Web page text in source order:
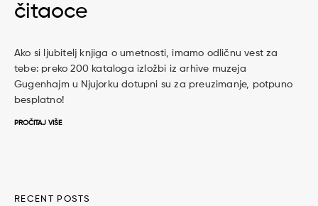
čitaoce
Ako si ljubitelj knjiga o umetnosti, imamo odličnu vest za
tebe: preko 200 kataloga izložbi iz arhive muzeja
Gugenhajm u Njujorku dotupni su za preuzimanje, potpuno
besplatno!
PROČITAJ VIŠE
RECENT POSTS